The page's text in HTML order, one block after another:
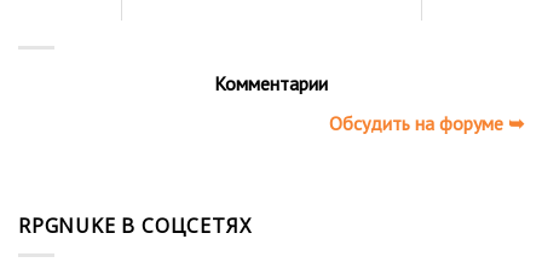
Комментарии
Обсудить на форуме ➥
RPGNUKE В СОЦСЕТЯХ